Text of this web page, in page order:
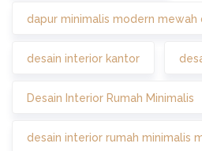
dapur minimalis modern mewah
desain interior kantor
Desain Interior Rumah Minimalis
desain interior rumah minimalis